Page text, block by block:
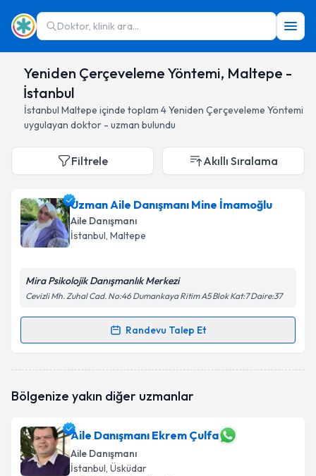
Doktor, klinik ara...
Yeniden Çerçeveleme Yöntemi, Maltepe -
İstanbul
İstanbul Maltepe içinde toplam 4Yeniden Çerçeveleme Yöntemi
uygulayan doktor - uzman bulundu
Filtrele Akıllı Sıralama
Uzman Aile Danışmanı Mine İmamoğlu
Aile Danışmanı
İstanbul, Maltepe
Mira Psikolojik Danışmanlık Merkezi
Cevizli Mh. Zuhal Cad. No:46 Dumankaya Ritim A5 Blok Kat:7 Daire:37
Randevu Talep Et
Randevu Takvimi Talebi
randevu takvimi talebi oluşturun. Size bu uzmandan
posta ile bilgilendireceğiz.
E-posta Adresiniz
Bölgenize yakın diğer uzmanlar
Aile Danışmanı Ekrem Çulfa
Aile Danışmanı
İstanbul, Üsküdar